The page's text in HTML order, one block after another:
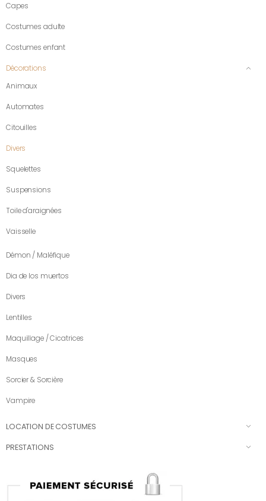
Capes
Costumes adulte
Costumes enfant
Décorations
Animaux
Automates
Citouilles
Divers
Squelettes
Suspensions
Toile d'araignées
Vaisselle
Démon / Maléfique
Dia de los muertos
Divers
Lentilles
Maquillage / Cicatrices
Masques
Sorcier & Sorcière
Vampire
LOCATION DE COSTUMES
PRESTATIONS